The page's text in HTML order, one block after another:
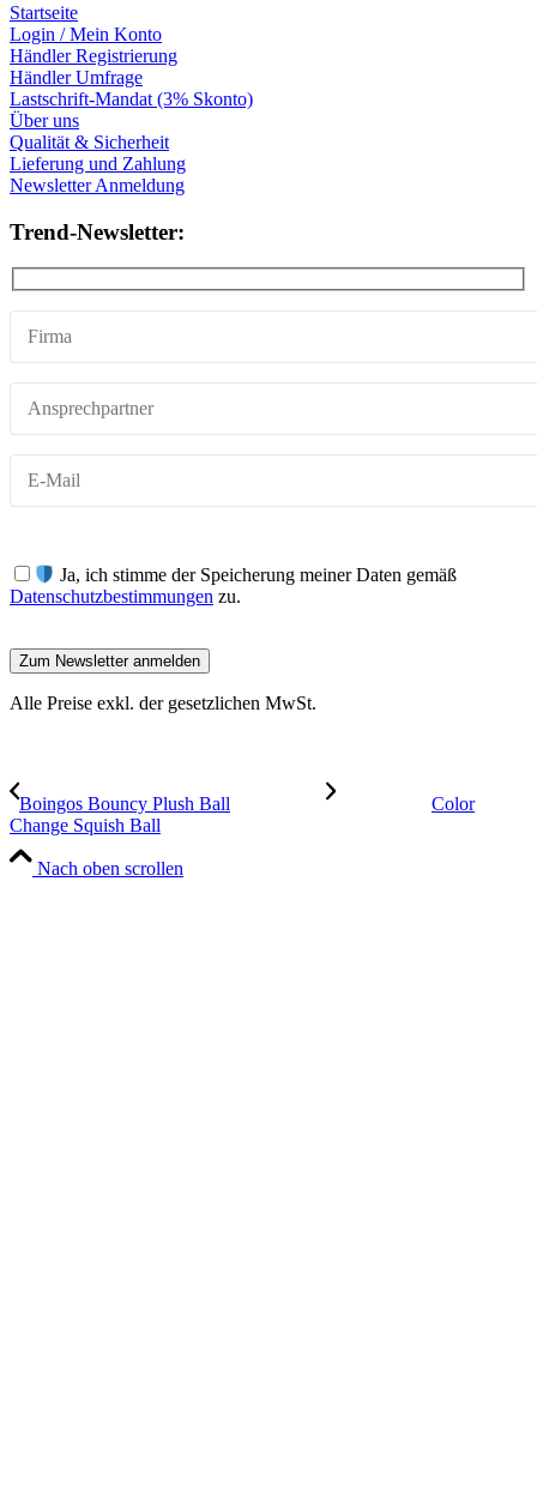
Startseite
Login / Mein Konto
Händler Registrierung
Händler Umfrage
Lastschrift-Mandat (3% Skonto)
Über uns
Qualität & Sicherheit
Lieferung und Zahlung
Newsletter Anmeldung
Trend-Newsletter:
Ja, ich stimme der Speicherung meiner Daten gemäß
Datenschutzbestimmungen zu.
Alle Preise exkl. der gesetzlichen MwSt.
Boingos Bouncy Plush Ball
Color
Change Squish Ball
Nach oben scrollen